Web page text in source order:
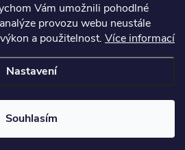
Vám umožnili pohodlné
provozu webu neustále
a použitelnost. Více informací
Nastavení
Souhlasím
potřeby. Všechna práva vyhrazena.